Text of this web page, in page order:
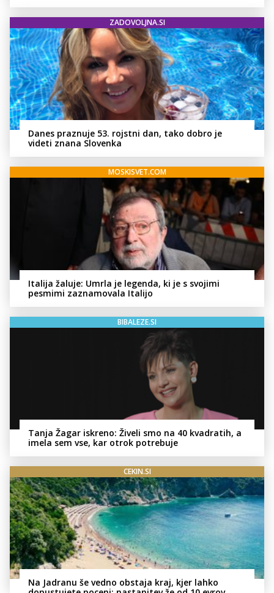
ZADOVOLJNA.SI
Danes praznuje 53. rojstni dan, tako dobro je
videti znana Slovenka
MOSKISVET.COM
Italija žaluje: Umrla je legenda, ki je s svojimi
pesmimi zaznamovala Italijo
BIBALEZE.SI
Tanja Žagar iskreno: Živeli smo na 40 kvadratih, a
imela sem vse, kar otrok potrebuje
CEKIN.SI
Na Jadranu še vedno obstaja kraj, kjer lahko